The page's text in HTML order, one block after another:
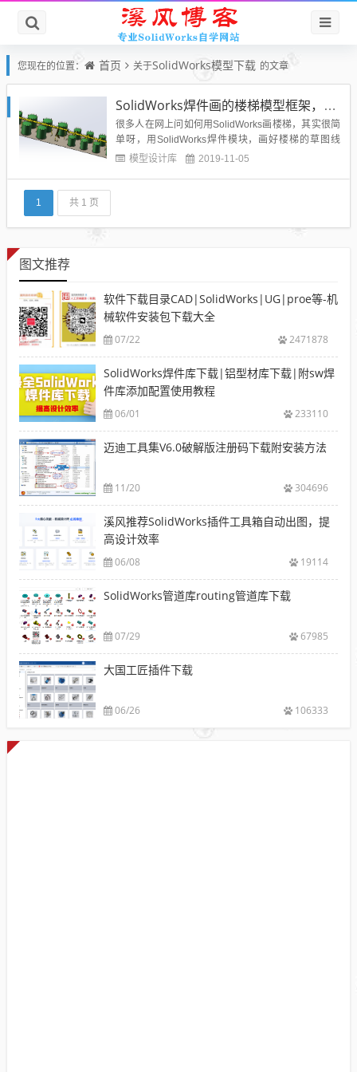
您现在的位置： 首页 关于SolidWorks模型下载 的文章
SolidWorks焊件画的楼梯模型框架，简便快捷值得下载学习
很多人在网上问如何用SolidWorks画楼梯，其实很简
单呀，用SolidWorks焊件模块，画好楼梯的草图线
条，用焊件轮廓库就可以直接生成非常的方便快捷。
模型设计库 2019-11-05
1 共 1 页
图文推荐
软件下载目录CAD|SolidWorks|UG|proe等-机
械软件安装包下载大全
07/22 2471878
SolidWorks焊件库下载|铝型材库下载|附sw焊
件库添加配置使用教程
06/01 233110
迈迪工具集V6.0破解版注册码下载附安装方法
11/20 304696
溪风推荐SolidWorks插件工具箱自动出图，提
高设计效率
06/08 19114
SolidWorks管道库routing管道库下载
07/29 67985
大国工匠插件下载
06/26 106333